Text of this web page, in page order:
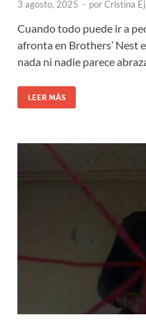
3 agosto, 2025 - porCristina
Cuando todo puede ir a
afronta en Brothers’ Nest
nada ni nadie parece
LEER MÁS